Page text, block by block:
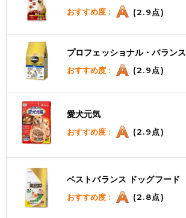
おすすめ度 : (2.9点)
プロフェッショナル・バランス
おすすめ度 : (2.9点)
愛犬元気
おすすめ度 : (2.9点)
ベストバランス ドッグフード
おすすめ度 : (2.8点)